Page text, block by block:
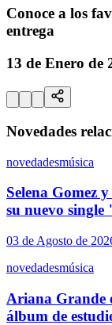
Conoce a los
entrega
13 de Enero de
Novedades
novedadesmúsica
Selena Gomez
su nuevo
03 de Agosto de
novedadesmúsica
Ariana Grande
álbum de